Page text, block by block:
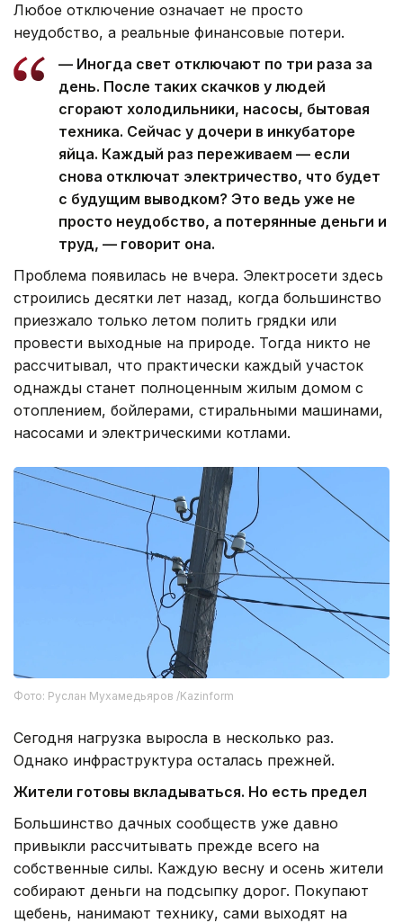
Любое отключение означает не просто
неудобство, а реальные финансовые потери.
— Иногда свет отключают по три раза за
день. После таких скачков у людей
сгорают холодильники, насосы, бытовая
техника. Сейчас у дочери в инкубаторе
яйца. Каждый раз переживаем — если
снова отключат электричество, что будет
с будущим выводком? Это ведь уже не
просто неудобство, а потерянные деньги и
труд, — говорит она.
Проблема появилась не вчера. Электросети здесь
строились десятки лет назад, когда большинство
приезжало только летом полить грядки или
провести выходные на природе. Тогда никто не
рассчитывал, что практически каждый участок
однажды станет полноценным жилым домом с
отоплением, бойлерами, стиральными машинами,
насосами и электрическими котлами.
Фото: Руслан Мухамедьяров /Kazinform
Сегодня нагрузка выросла в несколько раз.
Однако инфраструктура осталась прежней.
Жители готовы вкладываться. Но есть предел
Большинство дачных сообществ уже давно
привыкли рассчитывать прежде всего на
собственные силы. Каждую весну и осень жители
собирают деньги на подсыпку дорог. Покупают
щебень, нанимают технику, сами выходят на